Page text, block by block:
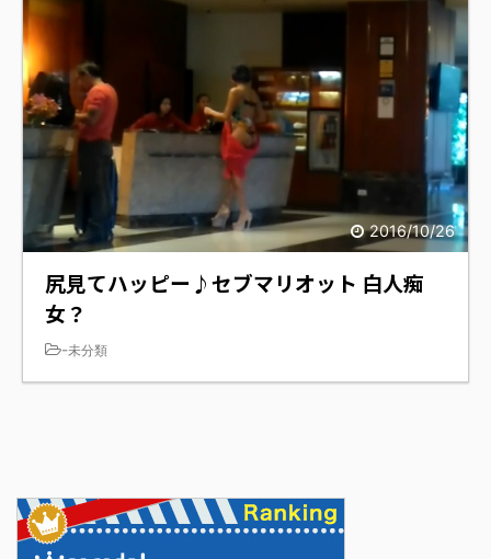
2016/10/26
尻見てハッピー♪セブマリオット 白人痴
女？
-未分類